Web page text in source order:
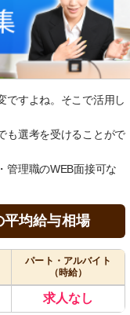
ですよね。そこで活用し
も選考を受けることがで
管理職のWEB面接可な
均給与相場
パート・アルバイト
（時給）
求人なし